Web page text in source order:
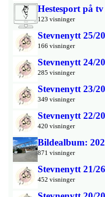
Hestesport på
123 visninger
Stevnenytt 25/
166 visninger
Stevnenytt 24/
285 visninger
Stevnenytt 23/
349 visninger
Stevnenytt 22/
420 visninger
Bildealbum:
871 visninger
Stevnenytt 21/
452 visninger